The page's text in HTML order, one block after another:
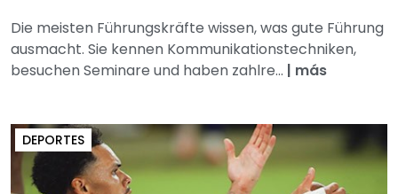
Die meisten Führungskräfte wissen, was gute Führung
ausmacht. Sie kennen Kommunikationstechniken,
besuchen Seminare und haben zahlre... | más
DEPORTES